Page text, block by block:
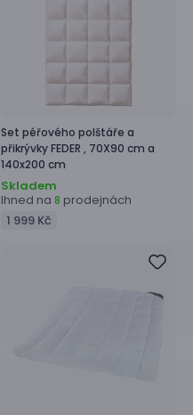
Set péřového polštáře a
přikrývkyFEDER , 70X90 cm a
140x200 cm
Skladem
Ihned na 8 prodejnách
1 999 Kč